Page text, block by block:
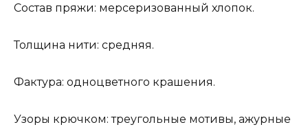
Состав пряжи: мерсеризованный хлопок.
Толщина нити: средняя.
Фактура: одноцветного крашения.
Узоры крючком: треугольные мотивы, ажурные